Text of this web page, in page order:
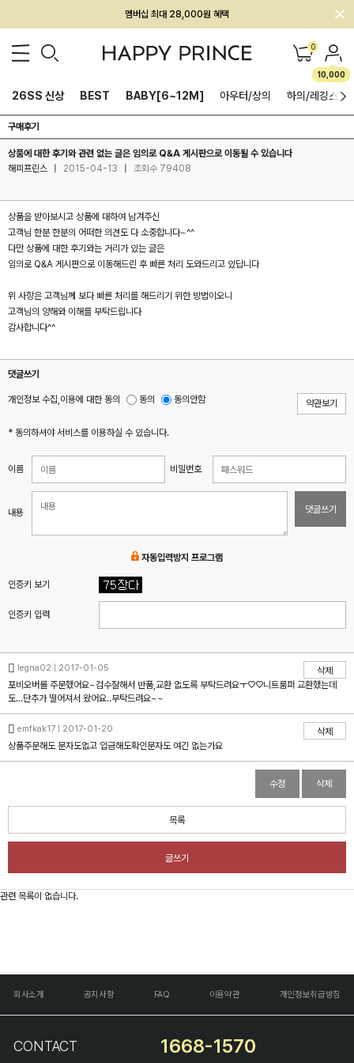
멤버십 최대 28,000원 혜택
0
10,000
26SS 신상 BEST BABY[6~12M] 아우터/상의 하의/레깅스
구매후기
상품에 대한 후기와 관련 없는 글은 임의로 Q&A 게시판으로 이동될 수 있습니다
해피프린스
2015-04-13 조회수 79408
상품을 받아보시고 상품에 대하여 남겨주신
고객님 한분 한분의 어떠한 의견도 다 소중합니다~^^
다만 상품에 대한 후기와는 거리가 있는 글은
임의로 Q&A 게시판으로 이동해드린 후 빠른 처리 도와드리고 있답니다
위 사항은 고객님께 보다 빠른 처리를 해드리기 위한 방법이오니
고객님의 양해와 이해를 부탁드립니다
감사합니다^^
댓글쓰기
개인정보 수집,이용에 대한 동의 동의 동의안함 약관보기
* 동의하셔야 서비스를 이용하실 수 있습니다.
이름 비밀번호
내용 댓글쓰기
자동입력방지 프로그램
인증키 보기
인증키 입력
legna02 | 2017-01-05
삭제
포비오버롤 주문했어요~검수잘해서 반품,교환 없도록 부탁드려요ㅜ♡♡니트룸퍼 교환했는데
도...단추가 떨어져서 왔어요..부탁드려요~~
emfkak17 | 2017-01-20
삭제
상품주문해도 문자도없고 입금해도확인문자도 여긴 없는가요
수정 삭제
목록
글쓰기
관련 목록이 없습니다.
회사소개 공지사항 FAQ 이용약관 개인정보취급방침
CONTACT 1668-1570